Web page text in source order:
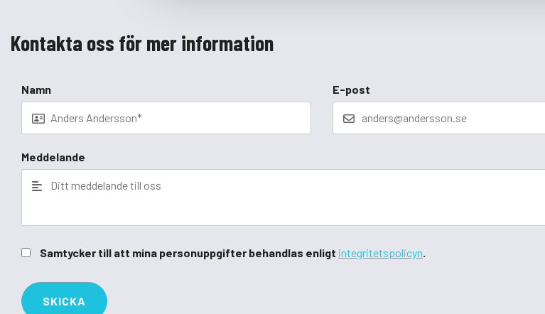
Kontakta oss för mer information
Namn E-post
Meddelande
Samtycker till att mina personuppgifter behandlas enligt integritetspolicyn